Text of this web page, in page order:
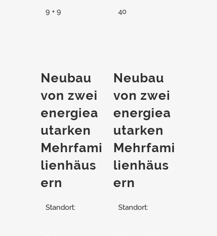
9 + 9 40
Neubau
von zwei
energiea
utarken
Mehrfami
lienhäus
ern
Standort:
Neubau
von zwei
energiea
utarken
Mehrfami
lienhäus
ern
Standort: